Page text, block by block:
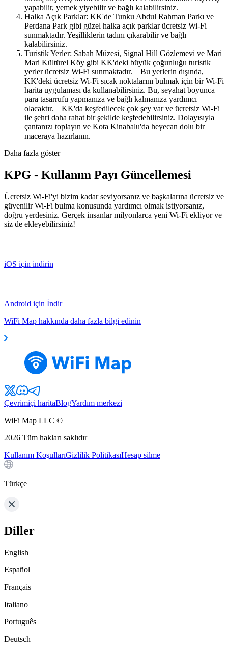
yapabilir, yemek yiyebilir ve bağlı kalabilirsiniz.
Halka Açık Parklar: KK'de Tunku Abdul Rahman Parkı ve
Perdana Park gibi güzel halka açık parklar ücretsiz Wi-Fi
sunmaktadır. Yeşilliklerin tadını çıkarabilir ve bağlı
kalabilirsiniz.
Turistik Yerler: Sabah Müzesi, Signal Hill Gözlemevi ve Mari
Mari Kültürel Köy gibi KK'deki büyük çoğunluğu turistik
yerler ücretsiz Wi-Fi sunmaktadır. Bu yerlerin dışında,
KK'deki ücretsiz Wi-Fi sıcak noktalarını bulmak için bir Wi-Fi
harita uygulaması da kullanabilirsiniz. Bu, seyahat boyunca
para tasarrufu yapmanıza ve bağlı kalmanıza yardımcı
olacaktır. KK'da keşfedilecek çok şey var ve ücretsiz Wi-Fi
ile şehri daha rahat bir şekilde keşfedebilirsiniz. Dolayısıyla
çantanızı toplayın ve Kota Kinabalu'da heyecan dolu bir
maceraya hazırlanın.
Daha fazla göster
KPG - Kullanım Payı Güncellemesi
Ücretsiz Wi-Fi'yi bizim kadar seviyorsanız ve başkalarına ücretsiz ve
güvenilir Wi-Fi bulma konusunda yardımcı olmak istiyorsanız,
doğru yerdesiniz. Gerçek insanlar milyonlarca yeni Wi-Fi ekliyor ve
siz de ekleyebilirsiniz!
iOS için indirin
Android için İndir
WiFi Map hakkında daha fazla bilgi edinin
Çevrimiçi haritaBlogYardım merkezi
WiFi Map LLC ©
2026 Tüm hakları saklıdır
Kullanım KoşullarıGizlilik PolitikasıHesap silme
Türkçe
Diller
English
Español
Français
Italiano
Português
Deutsch